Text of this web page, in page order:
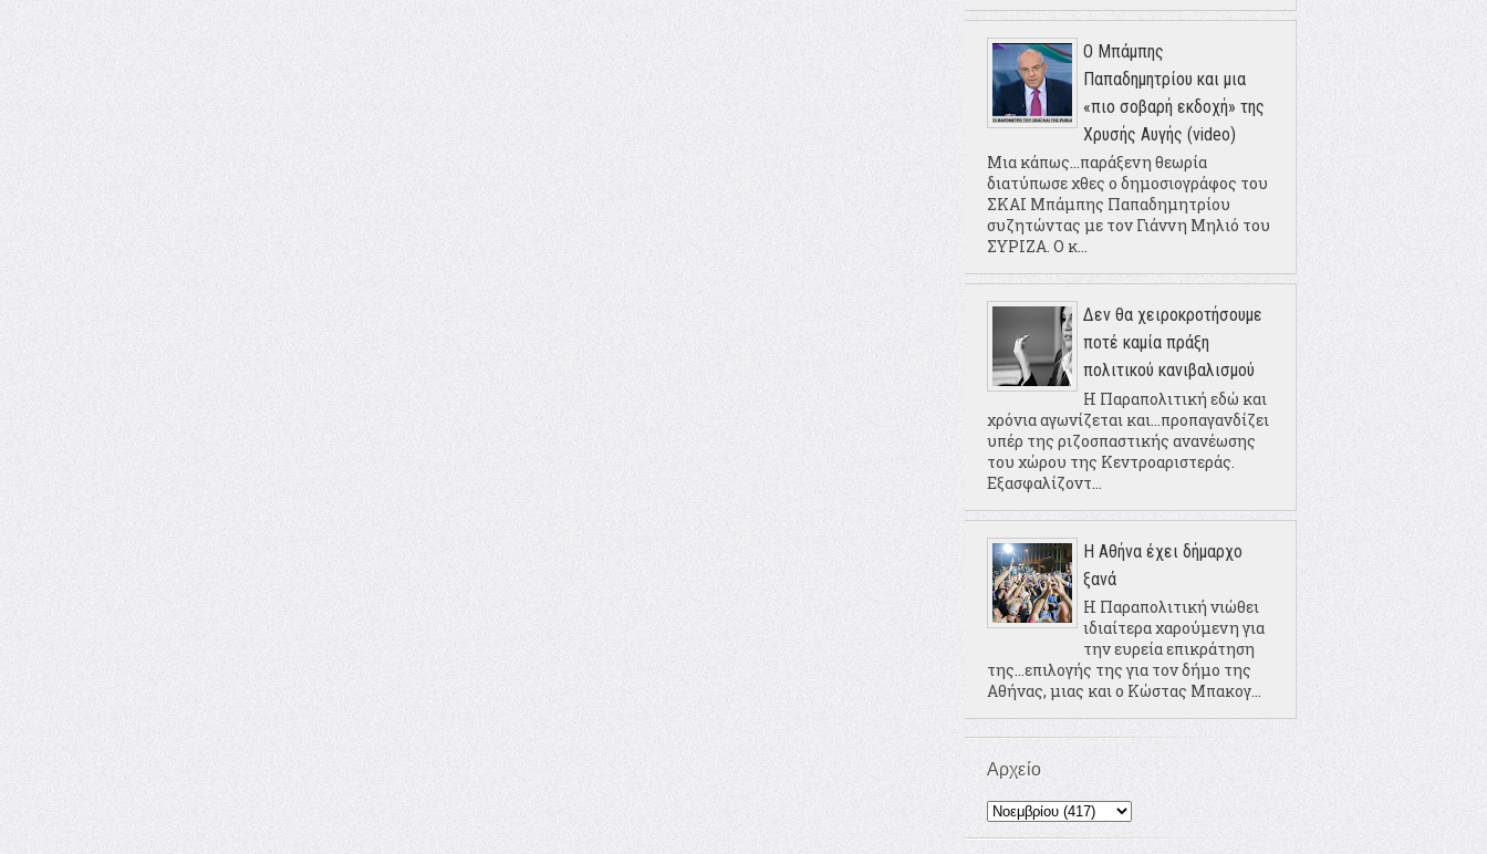
Ο Μπάμπης
Παπαδημητρίου και μια
«πιο σοβαρή εκδοχή» της
Χρυσής Αυγής (video)
Μια κάπως...παράξενη θεωρία
διατύπωσε χθες ο δημοσιογράφος του
ΣΚΑΙ Μπάμπης Παπαδημητρίου
συζητώντας με τον Γιάννη Μηλιό του
ΣΥΡΙΖΑ. Ο κ...
Δεν θα χειροκροτήσουμε
ποτέ καμία πράξη
πολιτικού κανιβαλισμού
Η Παραπολιτική εδώ και
χρόνια αγωνίζεται και...προπαγανδίζει
υπέρ της ριζοσπαστικής ανανέωσης
του χώρου της Κεντροαριστεράς.
Εξασφαλίζοντ...
Η Αθήνα έχει δήμαρχο
ξανά
Η Παραπολιτική νιώθει
ιδιαίτερα χαρούμενη για
την ευρεία επικράτηση
της...επιλογής της για τον δήμο της
Αθήνας, μιας και ο Κώστας Μπακογ...
Αρχείο